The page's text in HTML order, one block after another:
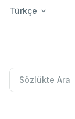
Türkçe